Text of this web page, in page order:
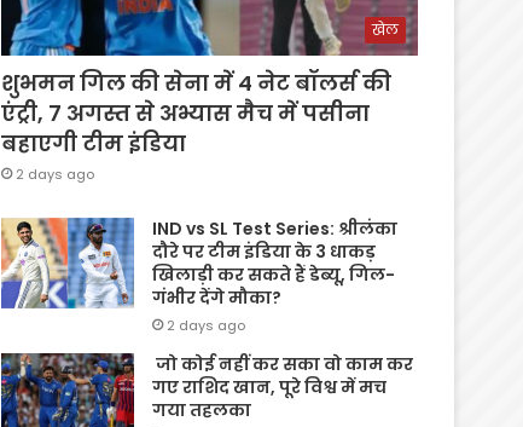
खेल
शुभमन गिल की सेना में 4 नेट बॉलर्स की
एंट्री, 7 अगस्त से अभ्यास मैच में पसीना
बहाएगी टीम इंडिया
2 days ago
IND vs SL Test Series: श्रीलंका
दौरे पर टीम इंडिया के 3 धाकड़
खिलाड़ी कर सकते हैं डेब्यू, गिल-
गंभीर देंगे मौका?
2 days ago
जो कोई नहीं कर सका वो काम कर
गए राशिद खान, पूरे विश्व में मच
गया तहलका